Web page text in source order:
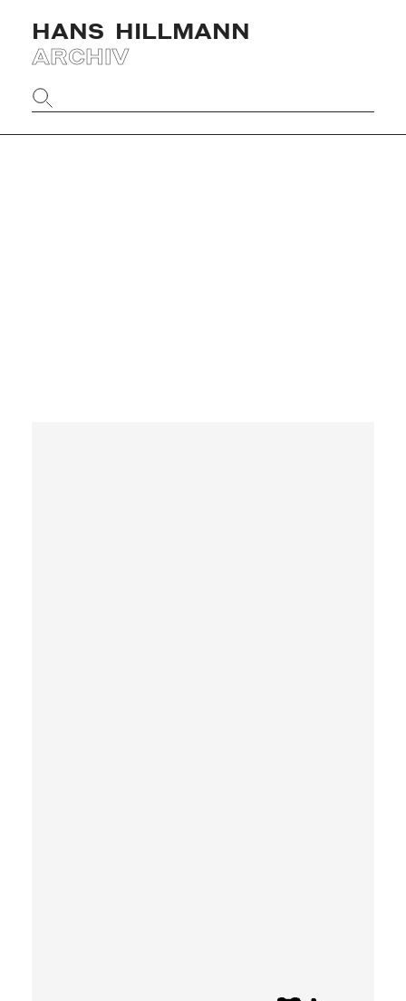
HANS HILLMANN
ARCHIV
Website
durchsuchen